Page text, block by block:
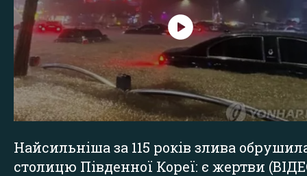
Найсильніша за 115 років злива
столицю Південної Кореї: є жертви